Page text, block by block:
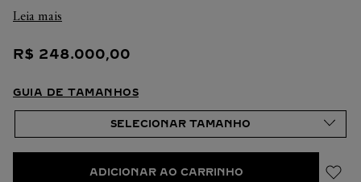
Leia mais
R$ 248.000,00
GUIA DE TAMANHOS
ADICIONAR AO CARRINHO